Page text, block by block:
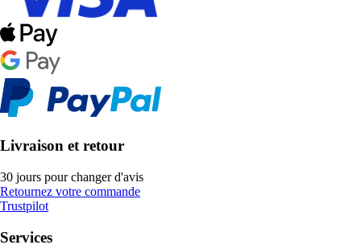
Livraison et retour
30 jours pour changer d'avis
Retournez votre commande
Trustpilot
Services